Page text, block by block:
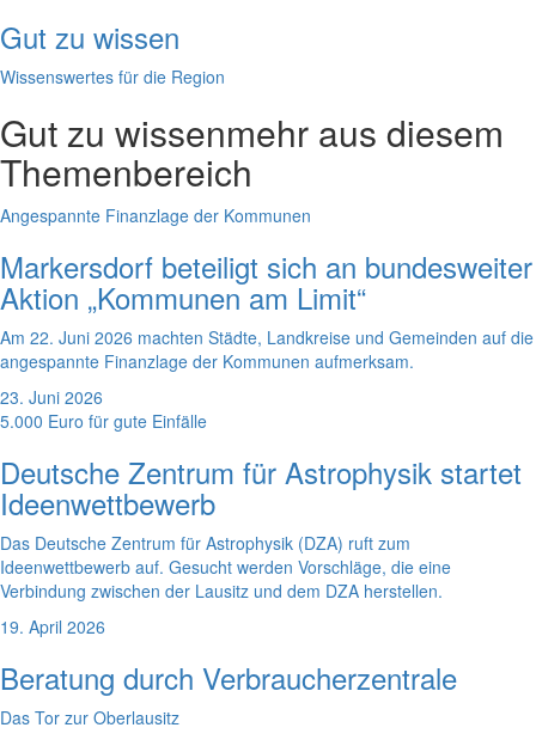
Gut zu wissen
Wissenswertes für die Region
Gut zu wissenmehr aus diesem
Themenbereich
Angespannte Finanzlage der Kommunen
Markersdorf beteiligt sich an bundesweiter
Aktion „Kommunen am Limit“
Am 22. Juni 2026 machten Städte, Landkreise und Gemeinden auf die
angespannte Finanzlage der Kommunen aufmerksam.
23. Juni 2026
5.000 Euro für gute Einfälle
Deutsche Zentrum für Astrophysik startet
Ideenwettbewerb
Das Deutsche Zentrum für Astrophysik (DZA) ruft zum
Ideenwettbewerb auf. Gesucht werden Vorschläge, die eine
Verbindung zwischen der Lausitz und dem DZA herstellen.
19. April 2026
Beratung durch Verbraucherzentrale
Das Tor zur Oberlausitz